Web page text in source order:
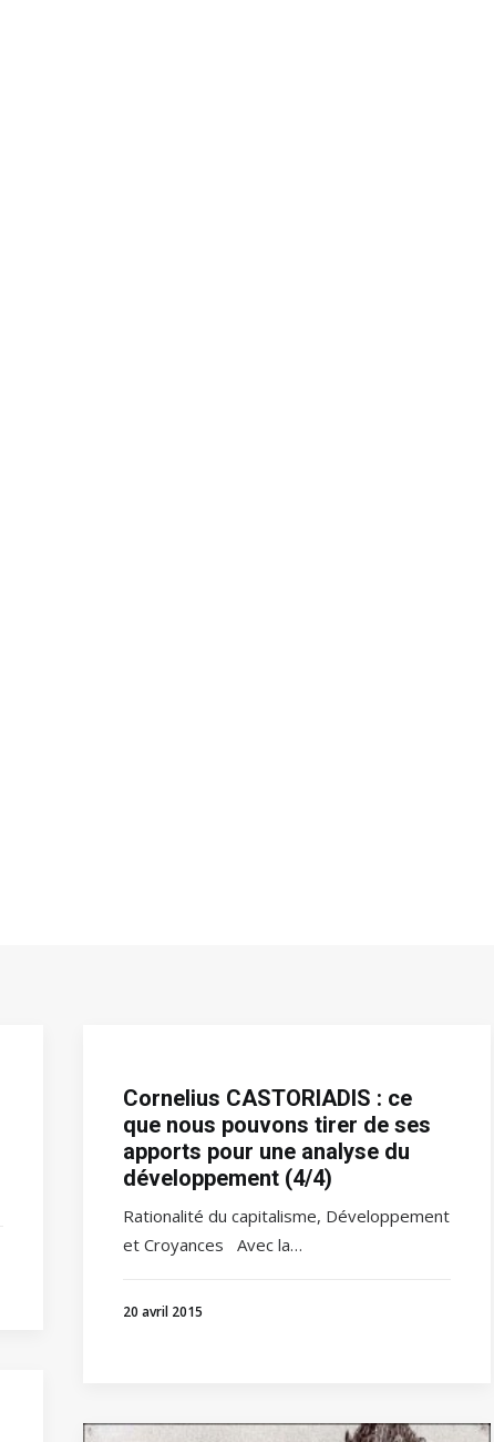
Cornelius CASTORIADIS : ce
que nous pouvons tirer de ses
apports pour une analyse du
développement (4/4)
Rationalité du capitalisme, Développement
et Croyances Avec la…
20 avril 2015